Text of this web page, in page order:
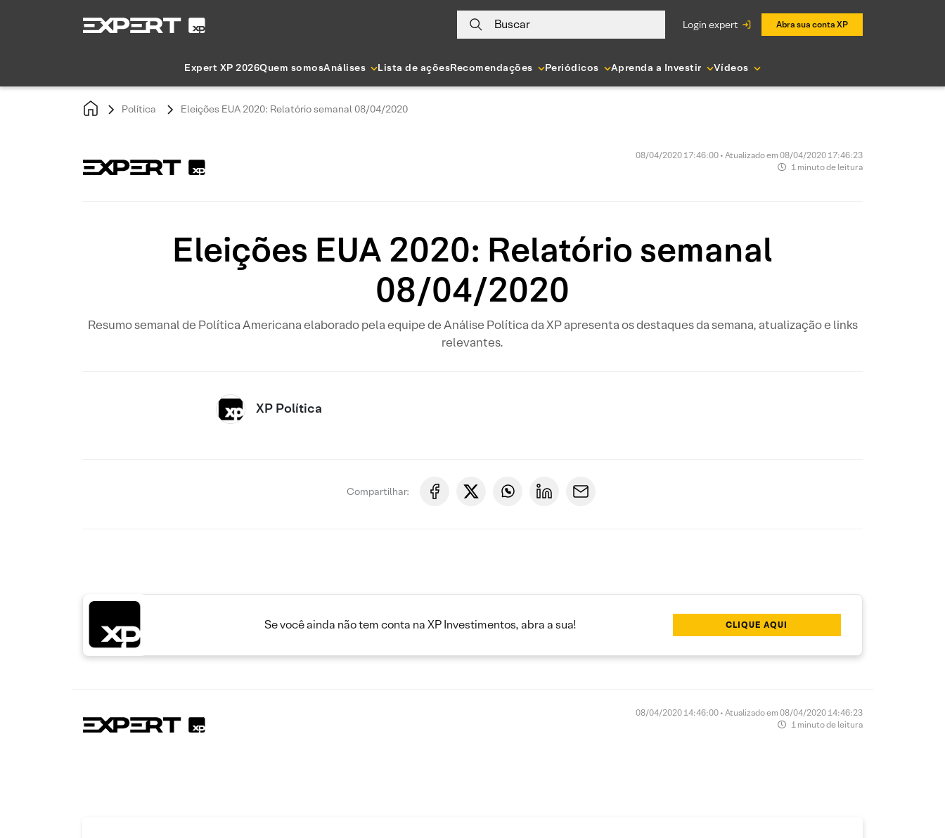
Buscar login expert Abra sua conta XP
Expert XP 2026Quem somosAnálises Lista de açõesRecomendações Periódicos Aprenda a Investir Vídeos
Política Eleições EUA 2020: Relatório semanal 08/04/2020
08/04/2020 17:46:00 • Atualizado em 08/04/2020 17:46:23
1 minuto de leitura
Eleições EUA 2020: Relatório semanal
08/04/2020
Resumo semanal de Política Americana elaborado pela equipe de Análise Política da XP apresenta os destaques da semana, atualização e links
relevantes.
XP Política
Compartilhar:
Se você ainda não tem conta na XP Investimentos, abra a sua! CLIQUE AQUI
08/04/2020 14:46:00 • Atualizado em 08/04/2020 14:46:23
1 minuto de leitura